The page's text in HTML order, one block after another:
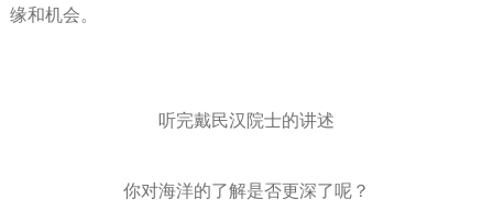
缘和机会。
听完戴民汉院士的讲述
你对海洋的了解是否更深了呢？